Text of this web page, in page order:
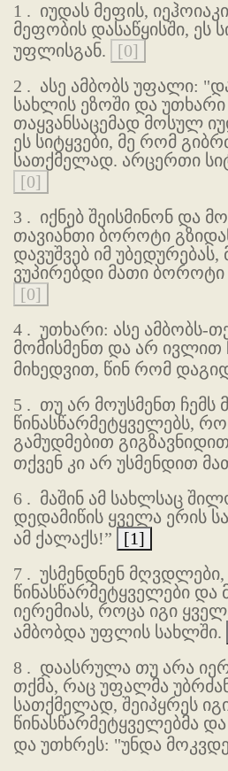
1 . იუდას მეფის,
მეფობის დასაწყისში, ეს
უფლისგან.
[0]
2 . ასე ამბობს უფალი:
სახლის ეზოში და
თაყვანსაცემად მოსულ
ეს სიტყვები, მე რომ
სათქმელად. არცერთი
[0]
3 . იქნებ შეისმინონ და
თავიანთი ბოროტი
დავუშვებ იმ
ვუპირებდი მათი ბოროტი
[0]
4 . უთხარი: ასე ამბობს-
მომისმენთ და არ ივლით
მიხედვით, წინ რომ
5 . თუ არ მოუსმენთ ჩემს
წინასწარმეტყველებს,
გამუდმებით
თქვენ კი არ უსმენდით
6 . მაშინ ამ სახლსაც
დედამიწის ყველა ერის
ამ ქალაქს!”
[1]
7 . უსმენდნენ მღვდლები,
წინასწარმეტყველები
იერემიას, როცა იგი
ამბობდა უფლის სახლში.
8 . დაასრულა თუ არა
თქმა, რაც უფალმა
სათქმელად, შეიპყრეს
წინასწარმეტყველებმა
და უთხრეს: "უნდა